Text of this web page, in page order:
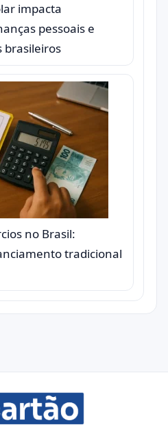
impacta
pessoais e
brasileiros
no Brasil:
tradicional